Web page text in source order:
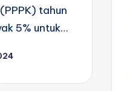
tahun
5% untuk…